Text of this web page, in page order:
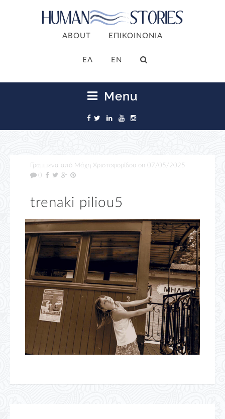
ABOUT ΕΠΙΚΟΙΝΩΝΙΑ
ΕΛ EN
Menu
Γραμμένα από Μάχη Χριστοφορίδου on 07/05/2025
0
trenaki piliou5